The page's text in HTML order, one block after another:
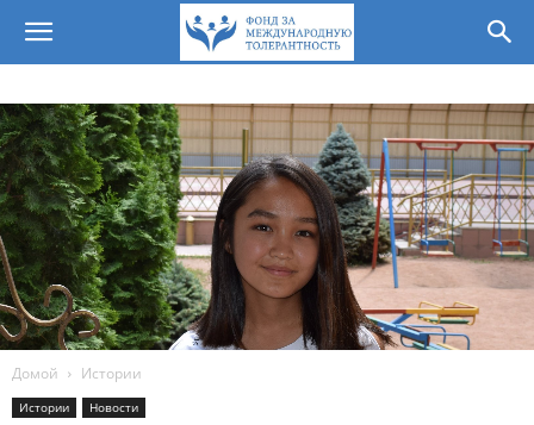
Домой Истории
Истории Новости